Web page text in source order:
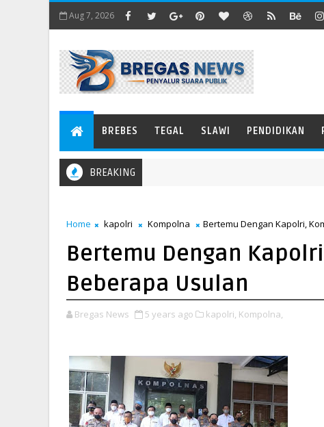
Aug 7, 2026
BREBES TEGAL SLAWI PENDIDIKAN
BREAKING
Home kapolri Kompolna Bertemu Dengan Kapolri,
Bertemu Dengan
Beberapa Usulan
Bregas News 5 years ago kapolri, Kompolna,